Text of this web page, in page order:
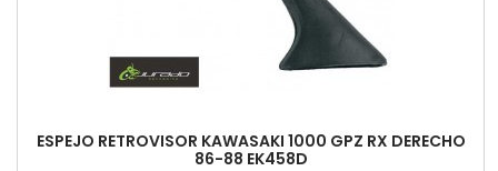
ESPEJO RETROVISOR KAWASAKI 1000 GPZ RX DERECHO
86-88 EK458D